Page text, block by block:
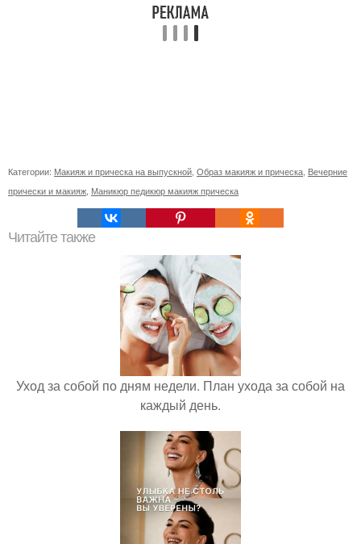
Категории: Макияж и прическа на выпускной Образ макияж и прическа Вечерние
прически и макияж Маникюр педикюр макияж прическа
Читайте также
Уход за собой по дням недели. План ухода за собой на
каждый день.